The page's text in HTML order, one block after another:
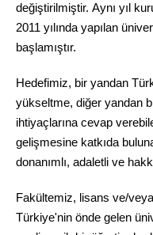
değiştirilmiştir. Aynı yıl
2011 yılında yapılan
başlamıştır.
Hedefimiz, bir yandan
yükseltme, diğer yandan
ihtiyaçlarına cevap
gelişmesine katkıda
donanımlı, adaletli ve
Fakültemiz, lisans ve/
Türkiye'nin önde gelen